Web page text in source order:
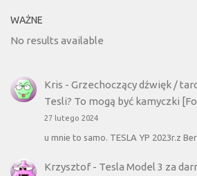
WAŻNE
No results available
Kris - Grzechoczący dźwięk /
Tesli? To mogą być kamyczki
27 lutego 2024
u mnie to samo. TESLA YP 2023r.z
Krzysztof- Tesla Model 3 za